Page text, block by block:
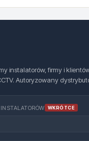
instalatorów, firmy i
Autoryzowany
WKRÓTCE